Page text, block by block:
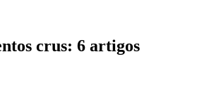
crus: 6 artigos